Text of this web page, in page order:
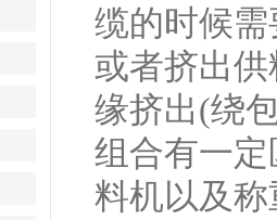
缆的时候
或者挤出
缘挤出(绕
组合有一
料机以及